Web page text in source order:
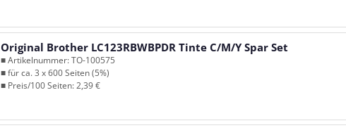
Original Brother LC123RBWBPDR Tinte C/M/Y Spar Set
■ Artikelnummer: TO-100575
■ für ca. 3 x 600 Seiten (5%)
■ Preis/100 Seiten: 2,39 €